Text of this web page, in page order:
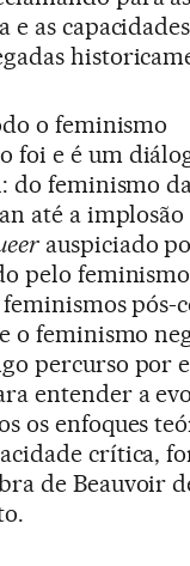
as
o feminismo
foi e é um
do feminismo
até a implosão
auspiciado
pelo
pós-
o feminismo
percurso por
entender a
os enfoques
crítica,
de Beauvoir